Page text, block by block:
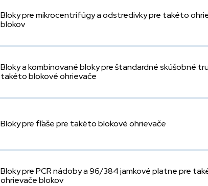
Bloky pre mikrocentrifúgy a odstredivky pre takéto
blokov
Bloky a kombinované bloky pre štandardné skúšobné
takéto blokové ohrievače
Bloky pre fľaše pre takéto blokové ohrievače
Bloky pre PCR nádoby a 96/384 jamkové platne pre
ohrievače blokov